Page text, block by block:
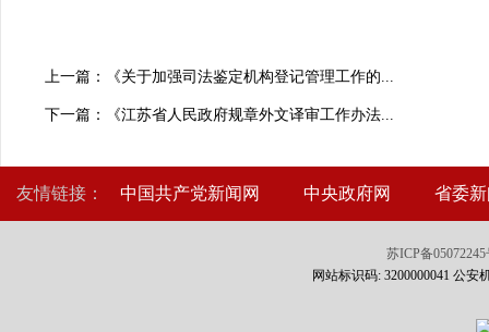
上一篇：《关于加强司法鉴定机构登记管理工作的...
下一篇：《江苏省人民政府规章外文译审工作办法...
友情链接： 中国共产党新闻网 中央政府网 省委
苏ICP备05072245
网站标识码: 3200000041 公安